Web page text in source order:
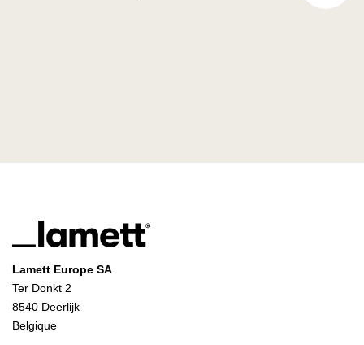
Lamett Europe SA
Ter Donkt 2
8540 Deerlijk
Belgique